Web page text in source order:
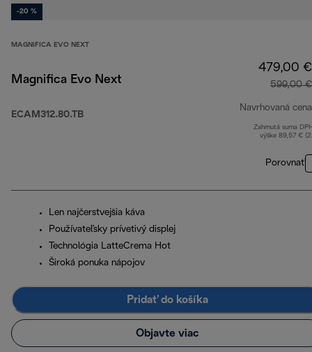
-20 %
MAGNIFICA EVO NEXT
Magnifica Evo Next
ECAM312.80.TB
479,00 €
599,00 €
Navrhovaná cena
Zahrnutá suma
výške 89,57 €
Porovnať
Len najčerstvejšia káva
Používateľsky prívetivý displej
Technológia LatteCrema Hot
Široká ponuka nápojov
Pridať do košíka
Objavte viac